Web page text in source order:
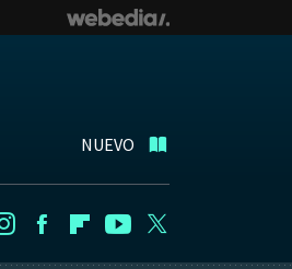
NUEVO
InstagramFacebookFlipboard
Youtube